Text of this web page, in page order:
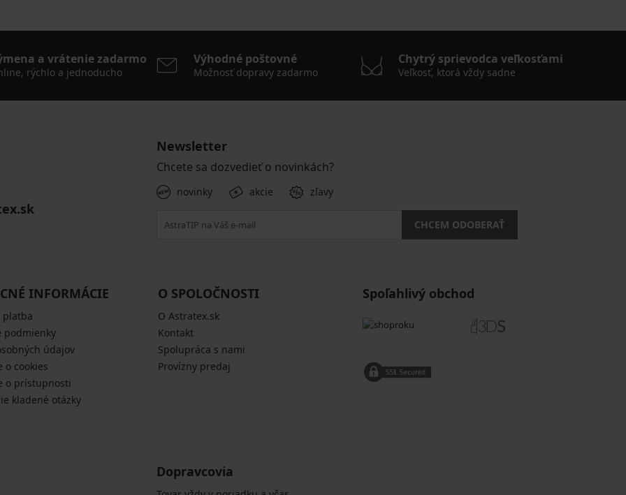
a vrátenie zadarmo
rýchlo a jednoducho
Výhodné poštovné
Možnosť dopravy zadarmo
Chytrý sprievodca veľkosťami
Veľkosť, ktorá vždy sadne
Newsletter
Chcete sa dozvedieť o novinkách?
novinky akcie zľavy
CHCEM ODOBERAŤ
INFORMÁCIE
platba
podmienky
údajov
o cookies
o prístupnosti
kladené otázky
O SPOLOČNOSTI
O Astratex.sk
Kontakt
Spolupráca s nami
Provízny predaj
Spoľahlivý obchod
Dopravcovia